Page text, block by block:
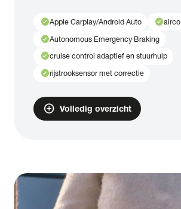
check_circleApple Carplay/Android Auto check_circleairco
check_circleAutonomous Emergency Braking
check_circlecruise control adaptief en stuurhulp
check_circlerijstrooksensor met correctie
add_circle Volledig overzicht